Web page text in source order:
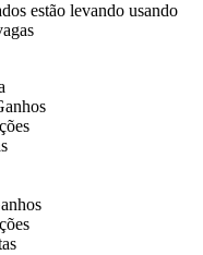
estão levando usando